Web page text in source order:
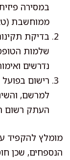
במסירה
ממוחשבת
בדיקת
שלמות
נדרשים
רישום
למרשם,
העתק רשום
מומלץ להקפיד
הנספחים, שכן